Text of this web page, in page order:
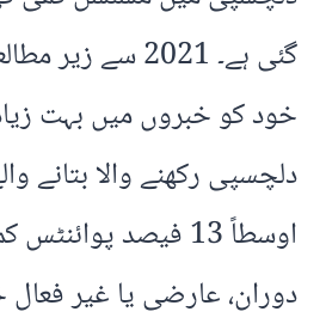
گئی ہے۔ 2021 سے
خود کو خبروں میں بہت
دلچسپی رکھنے والا بتانے
اوسطاً 13 فیصد
دوران، عارضی یا غیر